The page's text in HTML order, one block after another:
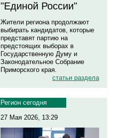
"Единой России"
Жители региона продолжают
выбирать кандидатов, которые
представят партию на
предстоящих выборах в
Государственную Думу и
Законодательное Собрание
Приморского края.
статьи раздела
Регион сегодня
27 Мая 2026, 13:29